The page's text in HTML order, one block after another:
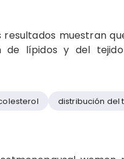
resultados muestran
de lípidos y del
distribución del